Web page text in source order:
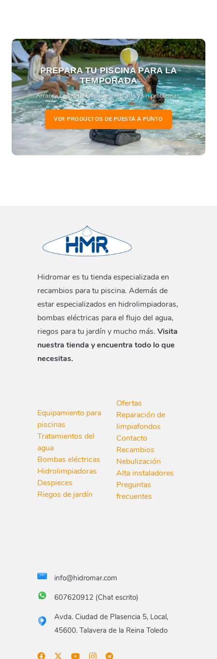
PREPARA TU PISCINA PARA LA
TEMPORADA
Arranca con agua limpia, equilibrada y sin problemas.
VER PRODUCTOS DE PUESTA A PUNTO
Hidromar es tu tienda especializada en
recambios para tu piscina. Además de
estar especializados en hidrolimpiadoras,
bombas eléctricas para el flujo del agua,
riegos para tu jardín y mucho más. Visita
nuestra tienda y encuentra todo lo que
necesitas.
Equipamiento para
piscinas
Tratamientos del
agua
Bombas eléctricas
Hidrolimpiadoras
Despieces
Riegos de jardín
Ofertas
Reparación de
limpiafondos
Contacto
Recambios
Nebulización
Alta instaladores
Preguntas
frecuentes
info@hidromar.com
607620912 (Chat escrito)
Avda. Ciudad de Plasencia 5, Local,
45600. Talavera de la Reina Toledo